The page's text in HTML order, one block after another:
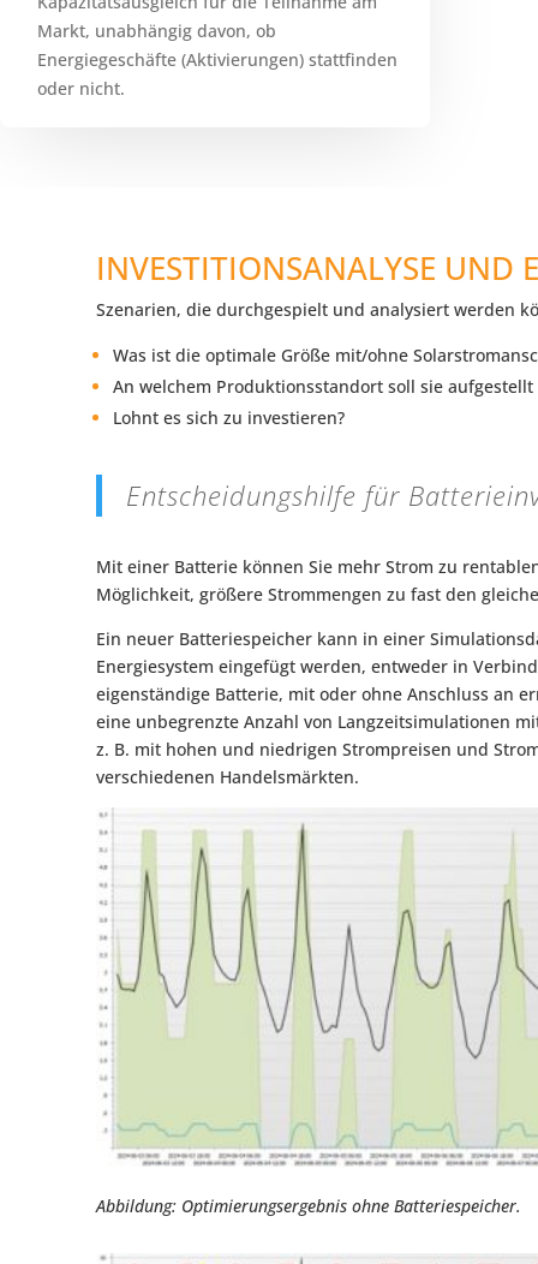
Markt, unabhängig davon, ob
Energiegeschäfte (Aktivierungen) stattfinden
oder nicht.
INVESTITIONSANALYSE UND
Szenarien, die durchgespielt und analysiert werden
Was ist die optimale Größe mit/ohne
An welchem Produktionsstandort soll sie aufgestellt
Lohnt es sich zu investieren?
Entscheidungshilfe für
Mit einer Batterie können Sie mehr Strom zu
Möglichkeit, größere Strommengen zu fast den
Ein neuer Batteriespeicher kann in einer
Energiesystem eingefügt werden, entweder in
eigenständige Batterie, mit oder ohne Anschluss an
eine unbegrenzte Anzahl von Langzeitsimulationen
z. B. mit hohen und niedrigen Strompreisen und
verschiedenen Handelsmärkten.
Abbildung: Optimierungsergebnis ohne Batteriespeicher.